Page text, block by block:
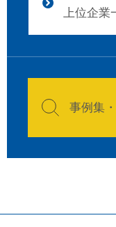
上位企業
事例集